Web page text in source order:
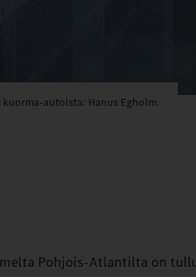
autoista: Hanus Egholm.
Pohjois-Atlantilta on